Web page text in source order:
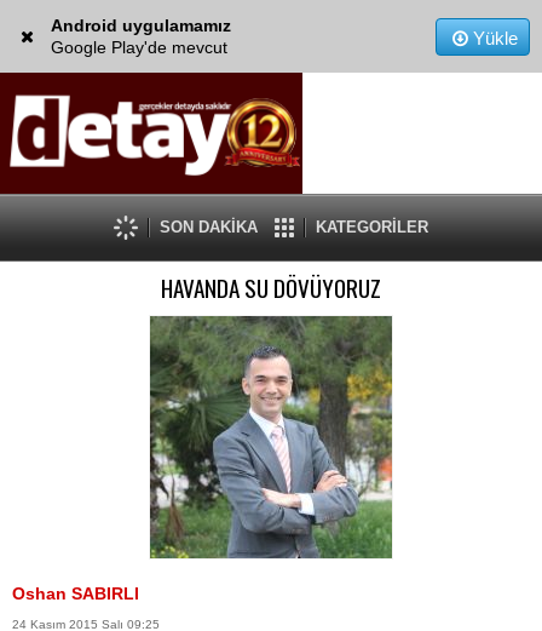
Android uygulamamız
Google Play'de mevcut
Yükle
SON DAKİKA KATEGORİLER
HAVANDA SU DÖVÜYORUZ
Oshan SABIRLI
24 Kasım 2015 Salı 09:25